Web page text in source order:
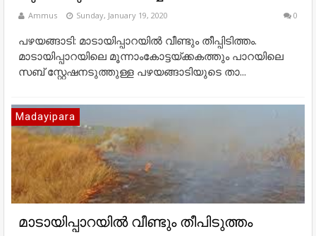
Ammus Sunday, January 19, 2020 0
പഴയങ്ങാടി: മാടായിപ്പാറയിൽ വീണ്ടും തീപ്പിടിത്തം.
മാടായിപ്പാറയിലെ മൂന്നാംകോട്ടയ്ക്കകത്തും പാറയിലെ
സബ് സ്റ്റേഷനടുത്തുള്ള പഴയങ്ങാടിയുടെ താ...
Madayipara
മാടായിപ്പാറയിൽ വീണ്ടും തീപിടുത്തം